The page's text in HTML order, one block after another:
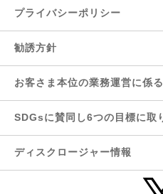
プライバシーポリシー
勧誘方針
お客さま本位の業務運営に係
SDGsに賛同し6つの目標に取
ディスクロージャー情報